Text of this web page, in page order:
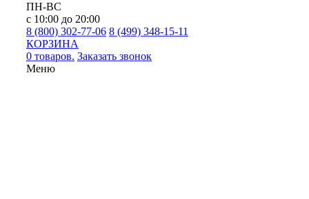
ПН-ВС
с 10:00 до 20:00
8 (800) 302-77-06 8 (499) 348-15-11
КОРЗИНА
0 товаров. Заказать звонок
Меню